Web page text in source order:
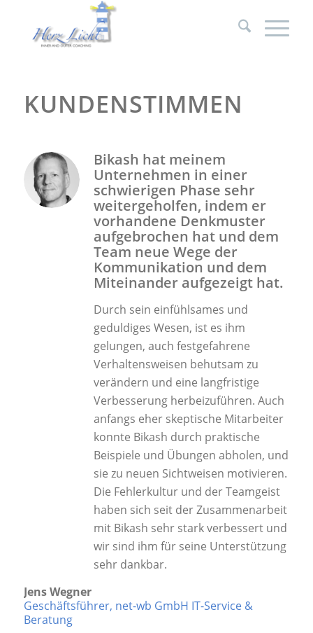
KUNDENSTIMMEN
Bikash hat meinem
Unternehmen in einer
schwierigen Phase sehr
weitergeholfen, indem er
vorhandene Denkmuster
aufgebrochen hat und dem
Team neue Wege der
Kommunikation und dem
Miteinander aufgezeigt hat.
Durch sein einfühlsames und
geduldiges Wesen, ist es ihm
gelungen, auch festgefahrene
Verhaltensweisen behutsam zu
verändern und eine langfristige
Verbesserung herbeizuführen. Auch
anfangs eher skeptische Mitarbeiter
konnte Bikash durch praktische
Beispiele und Übungen abholen, und
sie zu neuen Sichtweisen motivieren.
Die Fehlerkultur und der Teamgeist
haben sich seit der Zusammenarbeit
mit Bikash sehr stark verbessert und
wir sind ihm für seine Unterstützung
sehr dankbar.
Jens Wegner
Geschäftsführer, net-wb GmbH IT-Service &
Beratung